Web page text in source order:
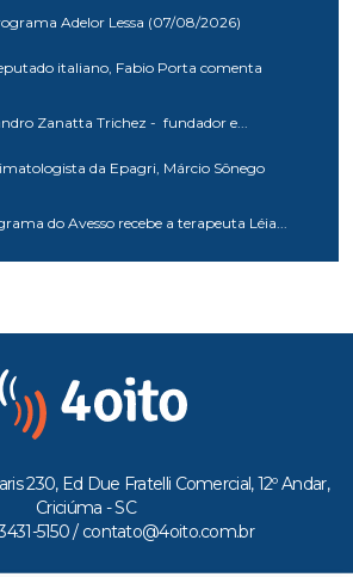
Adelor Lessa (07/08/2026)
italiano, Fabio Porta comenta
Zanatta Trichez - fundador e...
da Epagri, Márcio Sônego
do Avesso recebe a terapeuta Léia...
230, Ed Due Fratelli Comercial, 12º Andar,
Criciúma - SC
5150 / contato@4oito.com.br